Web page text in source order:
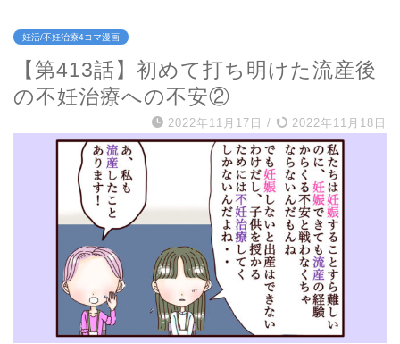
妊活/不妊治療4コマ漫画
【第413話】初めて打ち明けた流産後
の不妊治療への不安②
2022年11月17日 / 2022年11月18日